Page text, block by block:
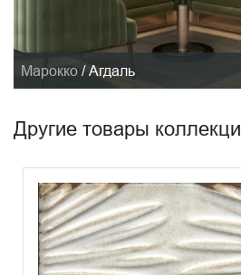
Марокко / Агдаль
Другие товары